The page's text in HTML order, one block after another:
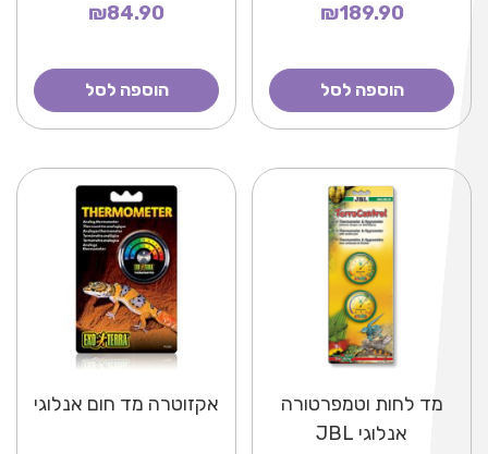
₪189.90
הוספה לסל
₪84.90
הוספה לסל
מד לחות וטמפרטורה
אנלוגי JBL
אקזוטרה מד חום אנלוגי